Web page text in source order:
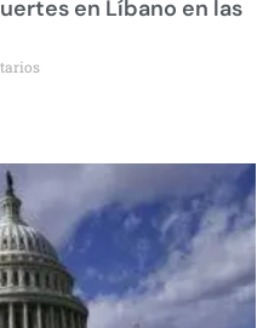
en Líbano en las